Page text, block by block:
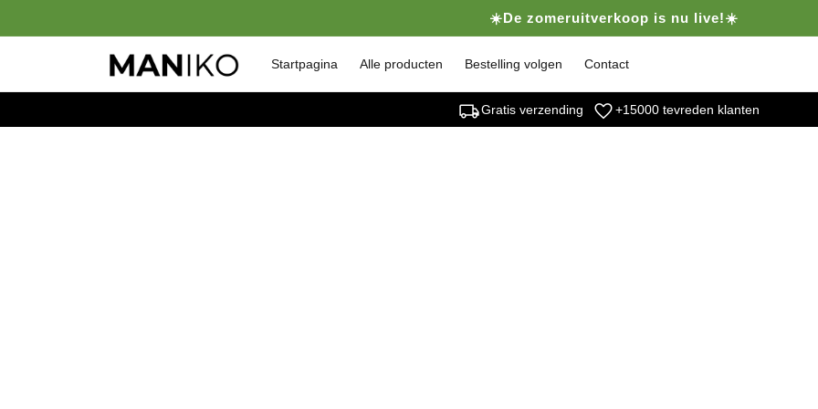
content
☀️De zomeruitverkoop is nu live!☀️
Startpagina Alle producten Bestelling volgen Contact
local_shippingGratis verzending favorite+15000 tevreden klanten